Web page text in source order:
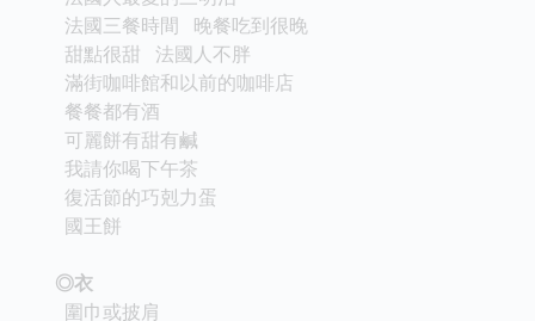
法國三餐時間 晚餐吃到很晚
甜點很甜 法國人不胖
滿街咖啡館和以前的咖啡店
餐餐都有酒
可麗餅有甜有鹹
我請你喝下午茶
復活節的巧剋力蛋
國王餅
◎衣
圍巾或披肩